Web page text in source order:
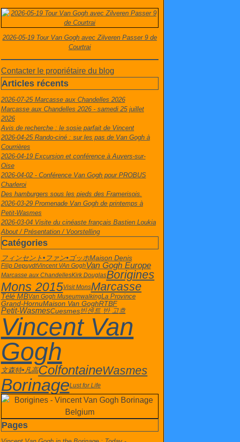
2026-05-19 Tour Van Gogh avec Zilveren Passer 9 de
Courtrai
Contacter le propriétaire du blog
Articles récents
2026-07-25 Marcasse aux Chandelles 2026
Marcasse aux Chandelles 2026 - samedi 25 juillet
2026
Avis de recherche : le sosie parfait de Vincent
2026-04-25 Rando-ciné : sur les pas de Van Gogh à
Courrières
2026-04-19 Excursion et conférence à Auvers-sur-
Oise
2026-04-02 - Conférence Van Gogh pour PROBUS
Charleroi
Des hamburgers sous les pieds des Framerisois.
2026-03-29 Promenade Van Gogh de printemps à
Petit-Wasmes
2026-03-04 Visite du cinéaste français Bastien Loukia
About / Présentation / Voorstelling
Catégories
フィンセント•ファン•ゴッホMaison Denis
Filip DepuydtVincent VAn GoghVan Gogh Europe
Marcasse aux ChandellesKirk DouglasBorigines
Mons 2015Visit MonsMarcasse
Télé MBVan Gogh MuseumwalkingLa Province
Grand-HornuMaison Van GoghRTBF
Petit-WasmesCuesmes빈센트 반 고흐
Vincent Van
Gogh
文森特•凡高ColfontaineWasmes
BorinageLust for Life
Pages